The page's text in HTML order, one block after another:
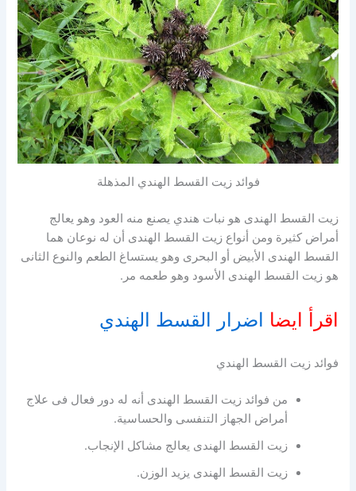
فوائد زيت القسط الهندي المذهلة
زيت القسط الهندى هو نبات هندي يصنع منه العود وهو يعالج
أمراض كثيرة ومن أنواع زيت القسط الهندى أن له نوعان هما
القسط الهندى الأبيض أو البحرى وهو يستساغ الطعم والنوع الثانى
هو زيت القسط الهندى الأسود وهو طعمه مر.
اقرأ ايضا اضرار القسط الهندي
فوائد زيت القسط الهندي
من فوائد زيت القسط الهندى أنه له دور فعال فى علاج
أمراض الجهاز التنفسى والحساسية.
زيت القسط الهندى يعالج مشاكل الإنجاب.
زيت القسط الهندى يزيد الوزن.